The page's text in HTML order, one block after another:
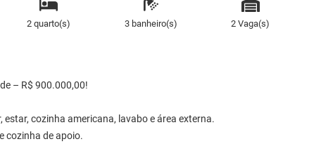
2 quarto(s) 3 banheiro(s) 2 Vaga(s)
– R$ 900.000,00!
cozinha americana, lavabo e área externa.
cozinha de apoio.